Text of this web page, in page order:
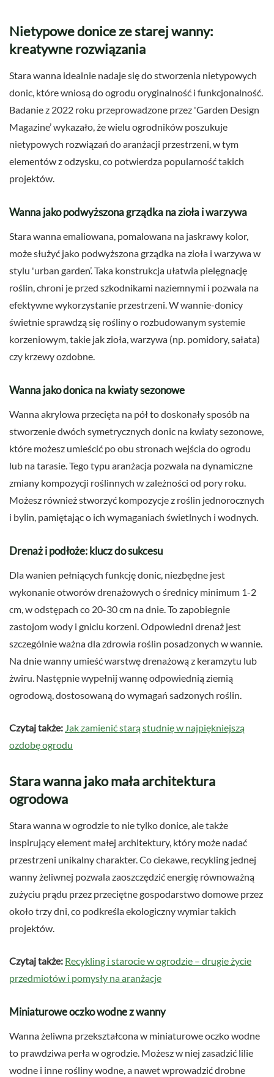
Nietypowe donice ze starej wanny:
kreatywne rozwiązania
Stara wanna idealnie nadaje się do stworzenia nietypowych
donic, które wniosą do ogrodu oryginalność i funkcjonalność.
Badanie z 2022 roku przeprowadzone przez 'Garden Design
Magazine’ wykazało, że wielu ogrodników poszukuje
nietypowych rozwiązań do aranżacji przestrzeni, w tym
elementów z odzysku, co potwierdza popularność takich
projektów.
Wanna jako podwyższona grządka na zioła i warzywa
Stara wanna emaliowana, pomalowana na jaskrawy kolor,
może służyć jako podwyższona grządka na zioła i warzywa w
stylu 'urban garden’. Taka konstrukcja ułatwia pielęgnację
roślin, chroni je przed szkodnikami naziemnymi i pozwala na
efektywne wykorzystanie przestrzeni. W wannie-donicy
świetnie sprawdzą się rośliny o rozbudowanym systemie
korzeniowym, takie jak zioła, warzywa (np. pomidory, sałata)
czy krzewy ozdobne.
Wanna jako donica na kwiaty sezonowe
Wanna akrylowa przecięta na pół to doskonały sposób na
stworzenie dwóch symetrycznych donic na kwiaty sezonowe,
które możesz umieścić po obu stronach wejścia do ogrodu
lub na tarasie. Tego typu aranżacja pozwala na dynamiczne
zmiany kompozycji roślinnych w zależności od pory roku.
Możesz również stworzyć kompozycje z roślin jednorocznych
i bylin, pamiętając o ich wymaganiach świetlnych i wodnych.
Drenaż i podłoże: klucz do sukcesu
Dla wanien pełniących funkcję donic, niezbędne jest
wykonanie otworów drenażowych o średnicy minimum 1-2
cm, w odstępach co 20-30 cm na dnie. To zapobiegnie
zastojom wody i gniciu korzeni. Odpowiedni drenaż jest
szczególnie ważna dla zdrowia roślin posadzonych w wannie.
Na dnie wanny umieść warstwę drenażową z keramzytu lub
żwiru. Następnie wypełnij wannę odpowiednią ziemią
ogrodową, dostosowaną do wymagań sadzonych roślin.
Czytaj także: Jak zamienić starą studnię w najpiękniejszą
ozdobę ogrodu
Stara wanna jako mała architektura
ogrodowa
Stara wanna w ogrodzie to nie tylko donice, ale także
inspirujący element małej architektury, który może nadać
przestrzeni unikalny charakter. Co ciekawe, recykling jednej
wanny żeliwnej pozwala zaoszczędzić energię równoważną
zużyciu prądu przez przeciętne gospodarstwo domowe przez
około trzy dni, co podkreśla ekologiczny wymiar takich
projektów.
Czytaj także: Recykling i starocie w ogrodzie – drugie życie
przedmiotów i pomysły na aranżacje
Miniaturowe oczko wodne z wanny
Wanna żeliwna przekształcona w miniaturowe oczko wodne
to prawdziwa perła w ogrodzie. Możesz w niej zasadzić lilie
wodne i inne rośliny wodne, a nawet wprowadzić drobne